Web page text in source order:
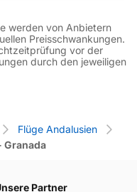
werden von Anbietern
Preisschwankungen.
vor der
durch den jeweiligen
Flüge Andalusien
Granada
Partner